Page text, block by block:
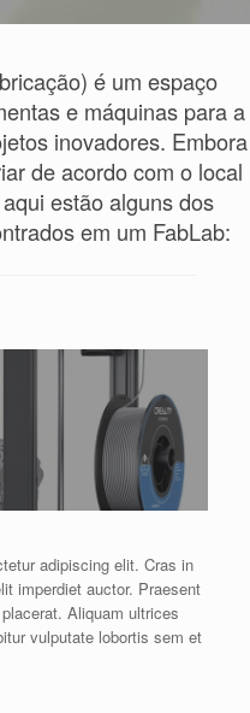
é um espaço
e máquinas para a
inovadores. Embora
de acordo com o local
estão alguns dos
em um FabLab:
adipiscing elit. Cras in
imperdiet auctor. Praesent
Aliquam ultrices
vulputate lobortis sem et